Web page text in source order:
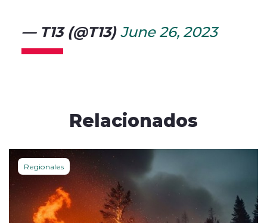
— T13 (@T13)June 26, 2023
Relacionados
Regionales